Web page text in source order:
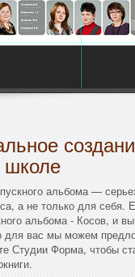
школе
альбома —
а не только для
альбома - Косов, и
для вас мы можем
Студии Форма, чтобы